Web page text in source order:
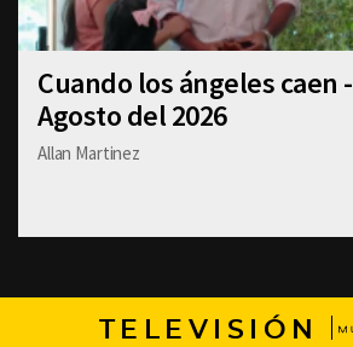
Cuando los ángeles caen
Agosto del 2026
Allan Martinez
TELEVISIÓN